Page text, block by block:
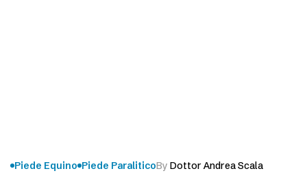
Piede Equino Piede ParaliticoBy Dottor Andrea Scala